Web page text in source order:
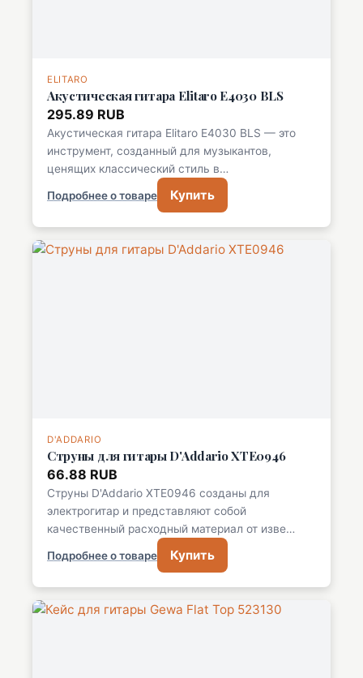
ELITARO
Акустическая гитара Elitaro E4030 BLS
295.89 RUB
Акустическая гитара Elitaro E4030 BLS — это
инструмент, созданный для музыкантов,
ценящих классический стиль в…
Подробнее о товаре Купить
D'ADDARIO
Струны для гитары D'Addario XTE0946
66.88 RUB
Струны D'Addario XTE0946 созданы для
электрогитар и представляют собой
качественный расходный материал от изве…
Подробнее о товаре Купить